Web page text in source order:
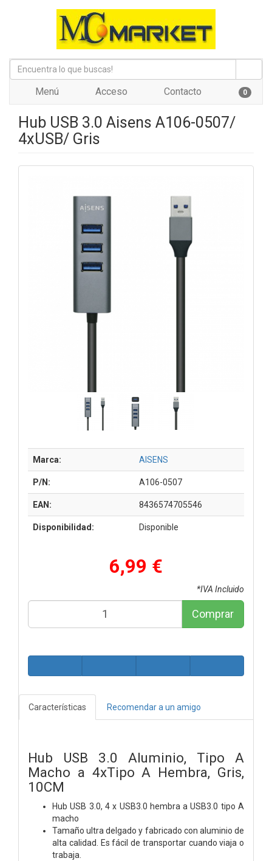
Menú Acceso Contacto 0
Hub USB 3.0 Aisens A106-0507/
4xUSB/ Gris
Marca: AISENS
P/N: A106-0507
EAN: 8436574705546
Disponibilidad: Disponible
6,99 €
*IVA Incluido
Comprar
Características Recomendar a un amigo
Hub USB 3.0 Aluminio, Tipo A
Macho a 4xTipo A Hembra, Gris,
10CM
Hub USB 3.0, 4 x USB3.0 hembra a USB3.0 tipo A
macho
Tamaño ultra delgado y fabricado con aluminio de
alta calidad. Es fácil de transportar cuando viaja o
trabaja.